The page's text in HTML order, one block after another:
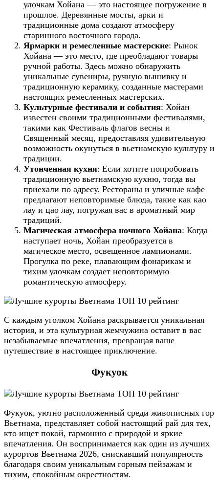
улочкам Хойана — это настоящее погружение в
прошлое. Деревянные мосты, арки и
традиционные дома создают атмосферу
старинного восточного города.
Ярмарки и ремесленные мастерские: Рынок
Хойана — это место, где преобладают товары
ручной работы. Здесь можно обнаружить
уникальные сувениры, ручную вышивку и
традиционную керамику, созданные мастерами
настоящих ремесленных мастерских.
Культурные фестивали и события: Хойан
известен своими традиционными фестивалями,
такими как Фестиваль флагов весны и
Священный месяц, предоставляя удивительную
возможность окунуться в вьетнамскую культуру и
традиции.
Утонченная кухня: Если хотите попробовать
традиционную вьетнамскую кухню, тогда вы
приехали по адресу. Рестораны и уличные кафе
предлагают неповторимые блюда, такие как као
лау и цао лау, погружая вас в ароматный мир
традиций.
Магическая атмосфера ночного Хойана: Когда
наступает ночь, Хойан преобразуется в
магическое место, освещенное лампионами.
Прогулка по реке, плавающим фонарикам и
тихим улочкам создает неповторимую
романтическую атмосферу.
С каждым уголком Хойана раскрывается уникальная
история, и эта культурная жемчужина оставит в вас
незабываемые впечатления, превращая ваше
путешествие в настоящее приключение.
Фукуок
Фукуок, уютно расположенный среди живописных гор
Вьетнама, представляет собой настоящий рай для тех,
кто ищет покой, гармонию с природой и яркие
впечатления. Он воспринимается как один из лучших
курортов Вьетнама 2026, снискавший популярность
благодаря своим уникальным горным пейзажам и
тихим, спокойным окрестностям.